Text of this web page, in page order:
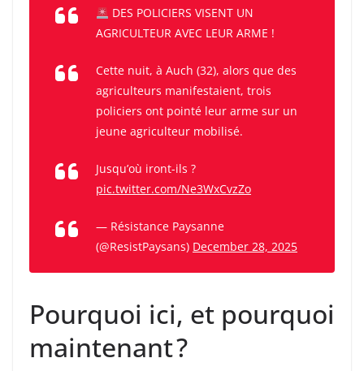
DES POLICIERS VISENT UN
AGRICULTEUR AVEC LEUR ARME !
Cette nuit, à Auch (32), alors que des
agriculteurs manifestaient, trois
policiers ont pointé leur arme sur un
jeune agriculteur mobilisé.
Jusqu’où iront-ils ?
pic.twitter.com/Ne3WxCvzZo
— Résistance Paysanne
(@ResistPaysans) December 28, 2025
Pourquoi ici, et pourquoi
maintenant ?